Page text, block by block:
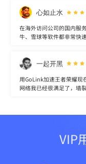
心如止水
在海外访问公司的国内服
牛、雪球等软件都非常快
一起开黑
用GoLink加速王者荣耀现
网络我已经很满足了，墙
VIP